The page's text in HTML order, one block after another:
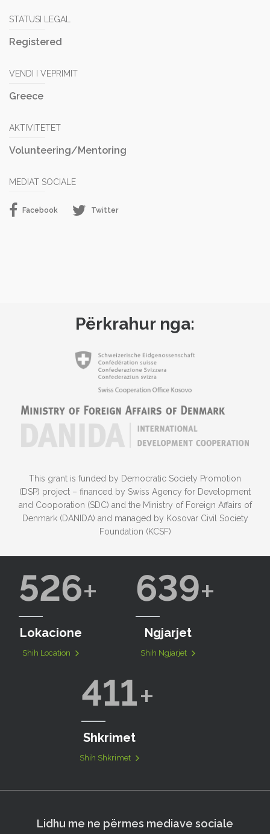
STATUSI LEGAL
Registered
VENDI I VEPRIMIT
Greece
AKTIVITETET
Volunteering/Mentoring
MEDIAT SOCIALE
Facebook Twitter
Përkrahur nga:
This grant is funded by Democratic Society Promotion
(DSP) project – financed by Swiss Agency for Development
and Cooporation (SDC) and the Ministry of Foreign Affairs of
Denmark (DANIDA) and managed by Kosovar Civil Society
Foundation (KCSF)
526
Lokacione
Shih Location
639
Ngjarjet
Shih Ngjarjet
411
Shkrimet
Shih Shkrimet
Lidhu me ne përmes mediave sociale